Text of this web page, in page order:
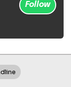
Follow